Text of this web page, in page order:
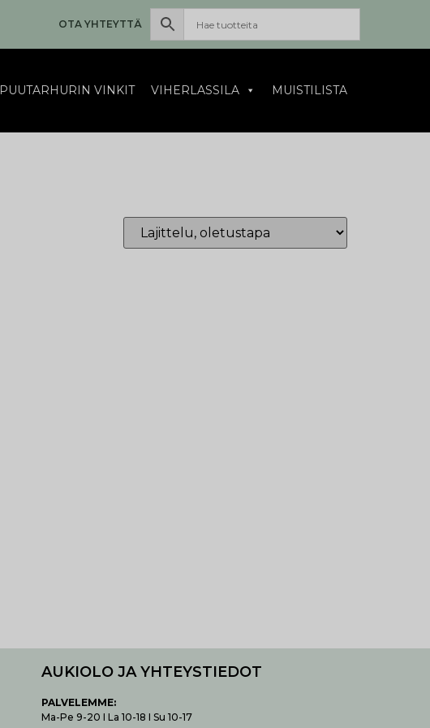
OTA YHTEYTTÄ
PUUTARHURIN VINKIT VIHERLASSILA MUISTILISTA
AUKIOLO JA YHTEYSTIEDOT
PALVELEMME:
Ma-Pe 9-20 I La 10-18 I Su 10-17